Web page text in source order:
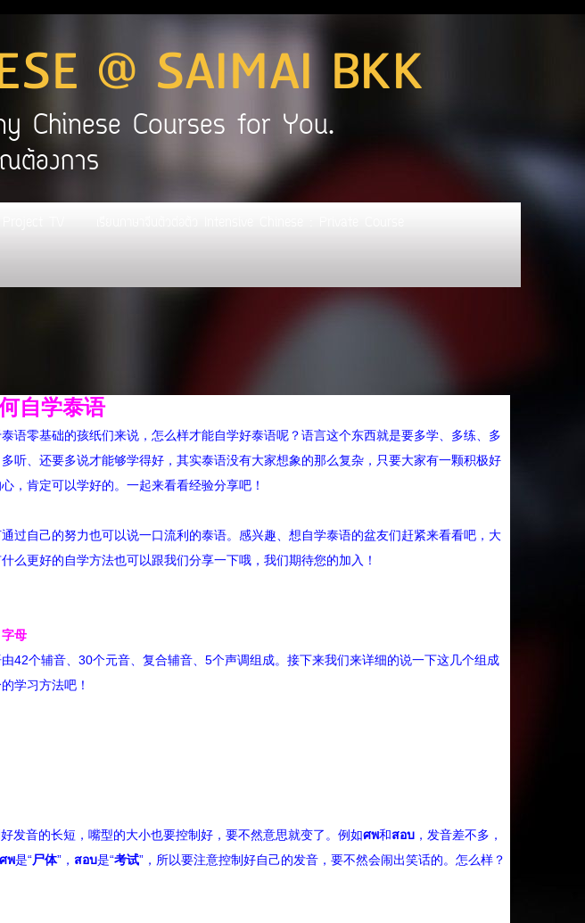
@ SAIMAI BKK
Chinese Courses for You.
ต้องการ
自学泰语
泰语零基础的孩纸们来说，怎么样才能自学好泰语呢？语言这个东西就是要多学、多练、多
听、还要多说才能够学得好，其实泰语没有大家想象的那么复杂，只要大家有一颗积极好
，肯定可以学好的。一起来看看经验分享吧！
过自己的努力也可以说一口流利的泰语。感兴趣、想自学泰语的盆友们赶紧来看看吧，大
么更好的自学方法也可以跟我们分享一下哦，我们期待您的加入！
母
42个辅音、30个元音、复合辅音、5个声调组成。接下来我们来详细的说一下这几个组成
学习方法吧！
发音的长短，嘴型的大小也要控制好，要不然意思就变了。例如ศพ和สอบ，发音差不多，
ศพ是“尸体”， สอบ是“考试”，所以要注意控制好自己的发音，要不然会闹出笑话的。怎么样？